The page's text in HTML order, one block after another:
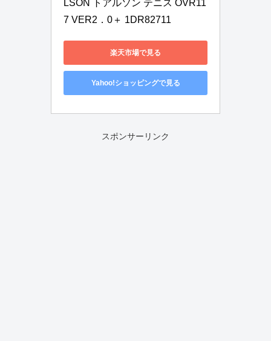
LSON トアルソン テニス OVR11
7 VER2．0＋ 1DR82711
楽天市場で見る
Yahoo!ショッピングで見る
スポンサーリンク